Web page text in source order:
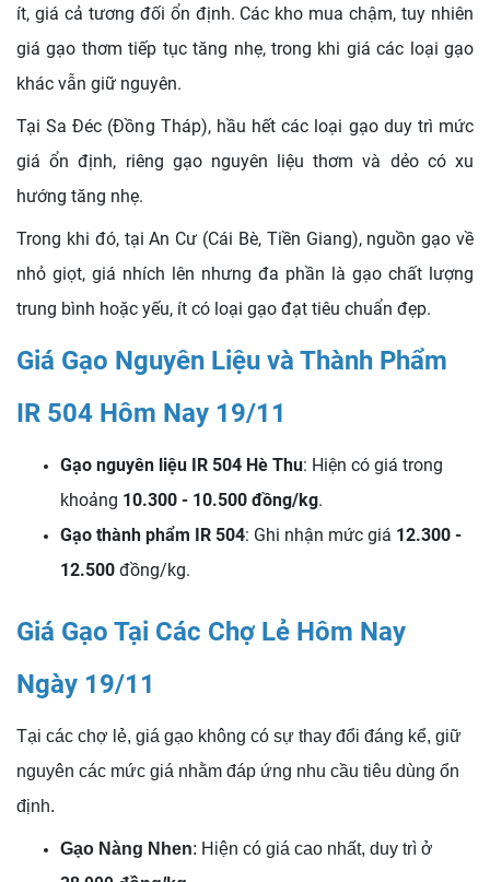
ít, giá cả tương đối ổn định. Các kho mua chậm, tuy nhiên
giá gạo thơm tiếp tục tăng nhẹ, trong khi giá các loại gạo
khác vẫn giữ nguyên.
Tại Sa Đéc (Đồng Tháp), hầu hết các loại gạo duy trì mức
giá ổn định, riêng gạo nguyên liệu thơm và dẻo có xu
hướng tăng nhẹ.
Trong khi đó, tại An Cư (Cái Bè, Tiền Giang), nguồn gạo về
nhỏ giọt, giá nhích lên nhưng đa phần là gạo chất lượng
trung bình hoặc yếu, ít có loại gạo đạt tiêu chuẩn đẹp.
Giá Gạo Nguyên Liệu và Thành Phẩm
IR 504 Hôm Nay 19/11
Gạo nguyên liệu IR 504 Hè Thu: Hiện có giá trong
khoảng 10.300 - 10.500 đồng/kg.
Gạo thành phẩm IR 504: Ghi nhận mức giá 12.300 -
12.500 đồng/kg.
Giá Gạo Tại Các Chợ Lẻ Hôm Nay
Ngày 19/11
Tại các chợ lẻ, giá gạo không có sự thay đổi đáng kể, giữ
nguyên các mức giá nhằm đáp ứng nhu cầu tiêu dùng ổn
định.
Gạo Nàng Nhen: Hiện có giá cao nhất, duy trì ở